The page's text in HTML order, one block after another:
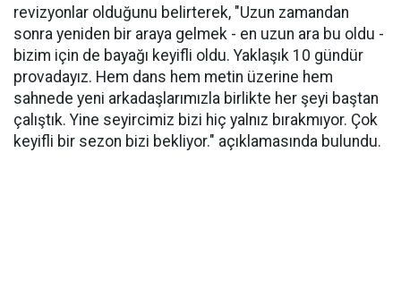
revizyonlar olduğunu belirterek, "Uzun zamandan
sonra yeniden bir araya gelmek - en uzun ara bu oldu -
bizim için de bayağı keyifli oldu. Yaklaşık 10 gündür
provadayız. Hem dans hem metin üzerine hem
sahnede yeni arkadaşlarımızla birlikte her şeyi baştan
çalıştık. Yine seyircimiz bizi hiç yalnız bırakmıyor. Çok
keyifli bir sezon bizi bekliyor." açıklamasında bulundu.